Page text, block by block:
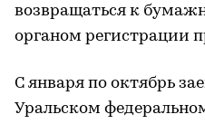
возвращаться к
органом регистрации
С января по октябрь
Уральском